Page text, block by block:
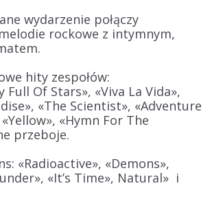
wydarzenie połączy
rockowe z intymnym,
hity zespołów:
Full Of Stars», «Viva La Vida»,
«The Scientist», «Adventure
«Hymn For The
przeboje.
«Radioactive», «Demons»,
«It’s Time», Natural» i